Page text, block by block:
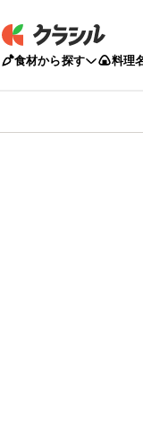
食材から探す 料理